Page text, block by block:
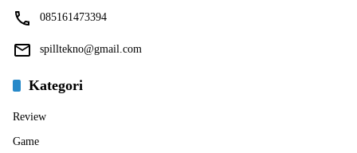
085161473394
spilltekno@gmail.com
Kategori
Review
Game